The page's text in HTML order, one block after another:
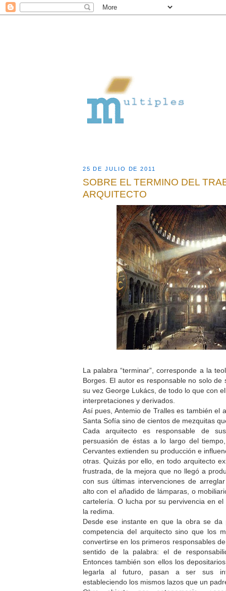
25 DE JULIO DE 2011
SOBRE EL TERMINO DEL
ARQUITECTO
La palabra “terminar”, corresponde a la
Borges. El autor es responsable no solo
su vez George Lukács, de todo lo que con
interpretaciones y derivados.
Así pues, Antemio de Tralles es también el
Santa Sofía sino de cientos de mezquitas
Cada arquitecto es responsable de
persuasión de éstas a lo largo del
Cervantes extienden su producción e
otras. Quizás por ello, en todo arquitecto
frustrada, de la mejora que no llegó a
con sus últimas intervenciones de
alto con el añadido de lámparas, o
cartelería. O lucha por su pervivencia en
la redima.
Desde ese instante en que la obra se da
competencia del arquitecto sino que los
convertirse en los primeros responsables
sentido de la palabra: el de
Entonces también son ellos los
legarla al futuro, pasan a ser sus
estableciendo los mismos lazos que un